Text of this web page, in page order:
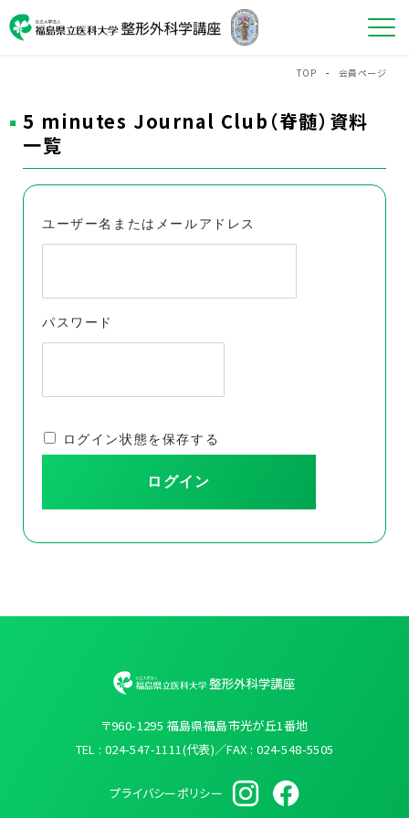
TOP - 会員ページ
5 minutes Journal Club（脊髄）資料
一覧
ユーザー名またはメールアドレス
パスワード
ログイン状態を保存する
〒960-1295 福島県福島市光が丘1番地
TEL : 024-547-1111(代表)／FAX : 024-548-5505
プライバシーポリシー